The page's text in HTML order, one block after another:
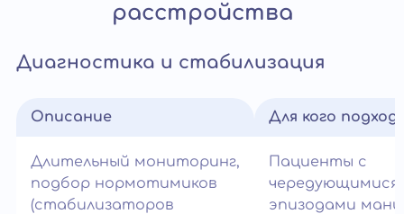
расстройства
Диагностика и стабилизация
Описание
Длительный мониторинг,
подбор нормотимиков
(стабилизаторов
Для кого
Пациенты с
чередующимися
эпизодами